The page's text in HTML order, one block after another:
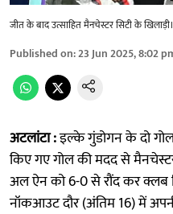
जीत के बाद उत्साहित मैनचेस्टर सिटी के खिलाड़ी।
Published on:23 Jun 2025, 8:02
अटलांटा :इल्के गुंडोगन के दो
किए गए गोल की मदद से
अल ऐन को 6-0 से रौंद कर क्लब
नॉकआउट दौर (अंतिम 16) में